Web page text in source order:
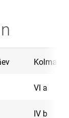
VI a
IV b